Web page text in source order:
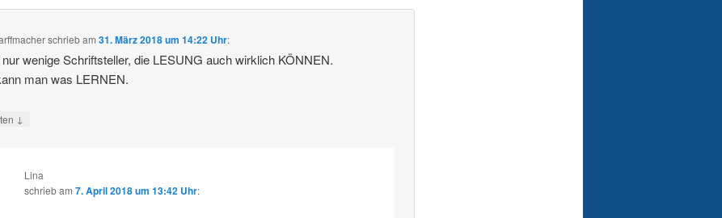
schriebam31. März 2018 um 14:22 Uhr:
wenige Schriftsteller, die LESUNG auch wirklich KÖNNEN.
man was LERNEN.
↓
Lina
schriebam 7. April 2018 um 13:42 Uhr: